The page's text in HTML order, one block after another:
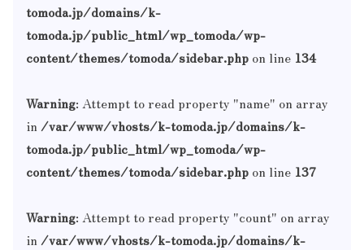
tomoda.jp/domains/k-
tomoda.jp/public_html/wp_tomoda/wp-
content/themes/tomoda/sidebar.php on line 134
Warning: Attempt to read property "name" on array
in /var/www/vhosts/k-tomoda.jp/domains/k-
tomoda.jp/public_html/wp_tomoda/wp-
content/themes/tomoda/sidebar.php on line 137
Warning: Attempt to read property "count" on array
in /var/www/vhosts/k-tomoda.jp/domains/k-